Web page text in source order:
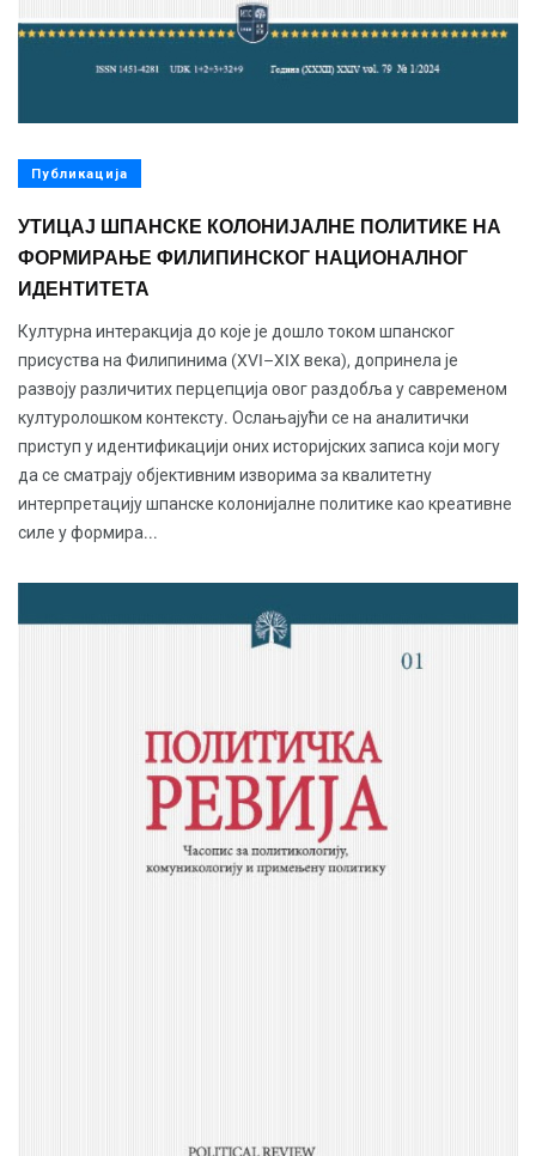
Публикација
УТИЦАЈ ШПАНСКЕ КОЛОНИЈАЛНЕ ПОЛИТИКЕ НА
ФОРМИРАЊЕ ФИЛИПИНСКОГ НАЦИОНАЛНОГ
ИДЕНТИТЕТА
Културна интеракција до које је дошло током шпанског
присуства на Филипинима (XVI–XIX века), допринела је
развоју различитих перцепција овог раздобља у савременом
културолошком контексту. Ослањајући се на аналитички
приступ у идентификацији оних историјских записа који могу
да се сматрају објективним изворима за квалитетну
интерпретацију шпанске колонијалне политике као креативне
силе у формира...